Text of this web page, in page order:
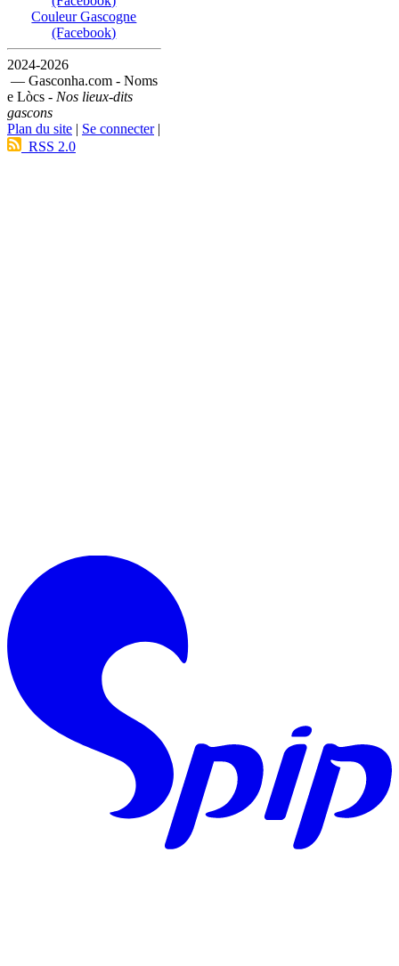
Couleur Gascogne
(Facebook)
2024-2026
— Gasconha.com - Noms
e Lòcs - Nos lieux-dits
gascons
Plan du site | Se connecter|
RSS 2.0